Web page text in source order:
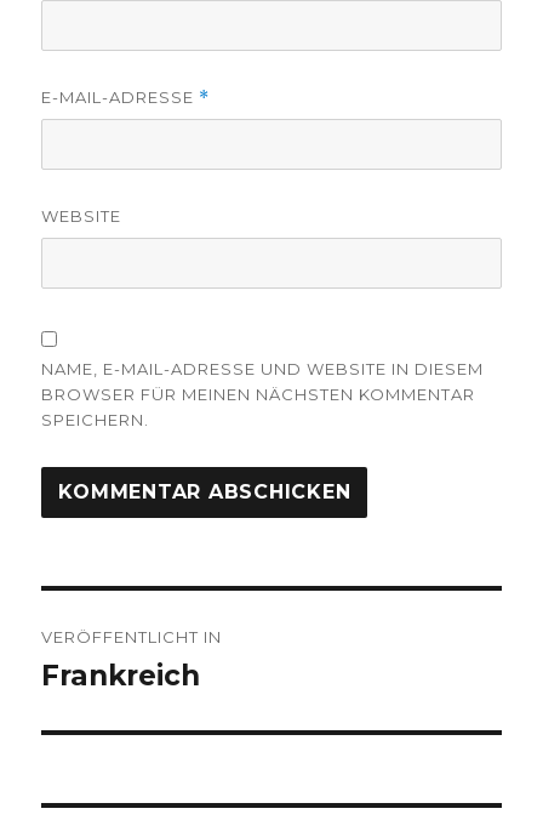
E-MAIL-ADRESSE *
WEBSITE
NAME, E-MAIL-ADRESSE UND WEBSITE IN DIESEM
BROWSER FÜR MEINEN NÄCHSTEN KOMMENTAR
SPEICHERN.
VERÖFFENTLICHT IN
Frankreich